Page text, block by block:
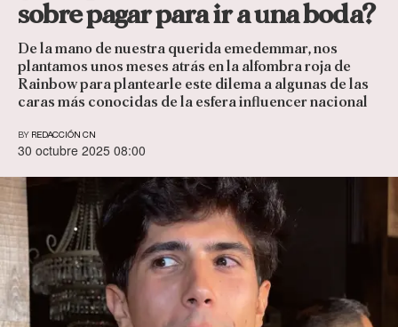
sobre pagar para ir a una boda?
De la mano de nuestra querida emedemmar, nos
plantamos unos meses atrás en la alfombra roja de
Rainbow para plantearle este dilema a algunas de las
caras más conocidas de la esfera influencer nacional
BY REDACCIÓN CN
30 octubre 2025 08:00